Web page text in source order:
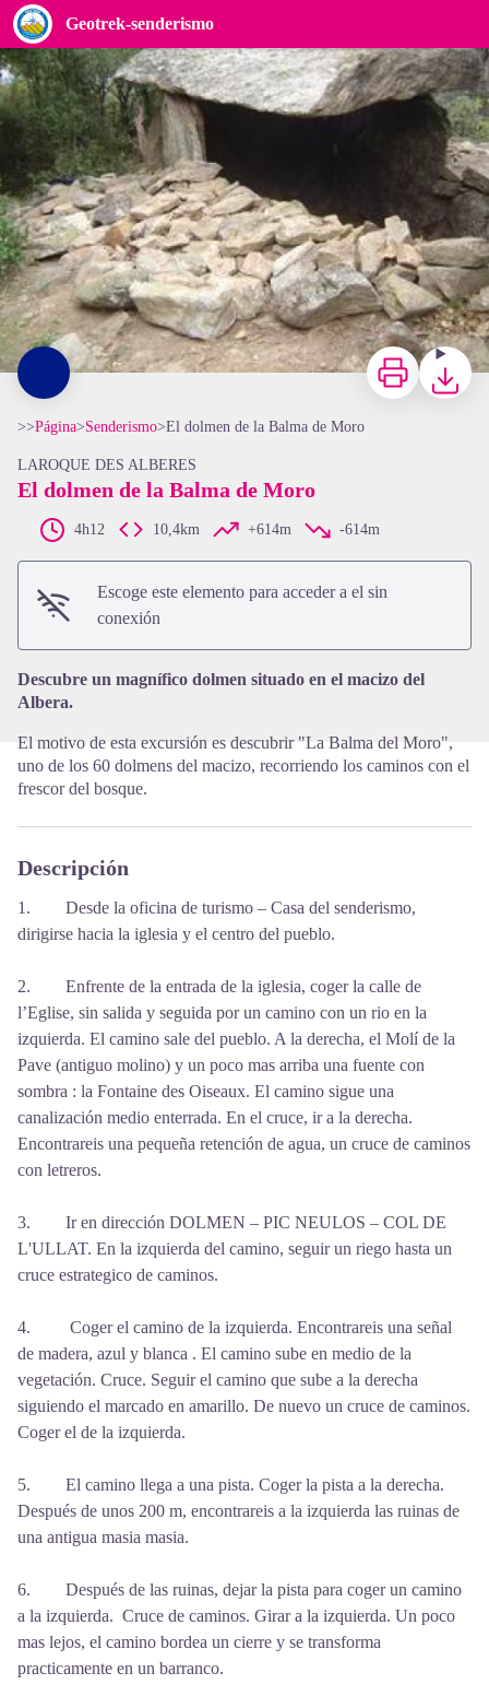
Geotrek-senderismo
El dolmen de la Balma de Moro
Dolmen de la Balma del Moro - OT Laroque
ImprimirBajar
>>Página>Senderismo>El dolmen de la Balma de Moro
LAROQUE DES ALBERES
El dolmen de la Balma de Moro
4h12 10,4km +614m -614m
Escoge este elemento para acceder a el sin
conexión
Descubre un magnífico dolmen situado en el macizo del
Albera.
El motivo de esta excursión es descubrir "La Balma del Moro",
uno de los 60 dolmens del macizo, recorriendo los caminos con el
frescor del bosque.
Descripción
1. Desde la oficina de turismo – Casa del senderismo,
dirigirse hacia la iglesia y el centro del pueblo.
2. Enfrente de la entrada de la iglesia, coger la calle de
l’Eglise, sin salida y seguida por un camino con un rio en la
izquierda. El camino sale del pueblo. A la derecha, el Molí de la
Pave (antiguo molino) y un poco mas arriba una fuente con
sombra : la Fontaine des Oiseaux. El camino sigue una
canalización medio enterrada. En el cruce, ir a la derecha.
Encontrareis una pequeña retención de agua, un cruce de caminos
con letreros.
3. Ir en dirección DOLMEN – PIC NEULOS – COL DE
L'ULLAT. En la izquierda del camino, seguir un riego hasta un
cruce estrategico de caminos.
4. Coger el camino de la izquierda. Encontrareis una señal
de madera, azul y blanca . El camino sube en medio de la
vegetación. Cruce. Seguir el camino que sube a la derecha
siguiendo el marcado en amarillo. De nuevo un cruce de caminos.
Coger el de la izquierda.
5. El camino llega a una pista. Coger la pista a la derecha.
Después de unos 200 m, encontrareis a la izquierda las ruinas de
una antigua masia masia.
6. Después de las ruinas, dejar la pista para coger un camino
a la izquierda. Cruce de caminos. Girar a la izquierda. Un poco
mas lejos, el camino bordea un cierre y se transforma
practicamente en un barranco.